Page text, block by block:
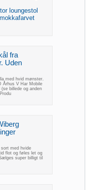
loungestol
fra
Uden
med hvid mønster.
Århus V Har Mobile
billede og anden
med hvide
flot og føles let og
super billigt til